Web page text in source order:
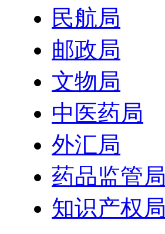
民航局
邮政局
文物局
中医药局
外汇局
药品监管局
知识产权局